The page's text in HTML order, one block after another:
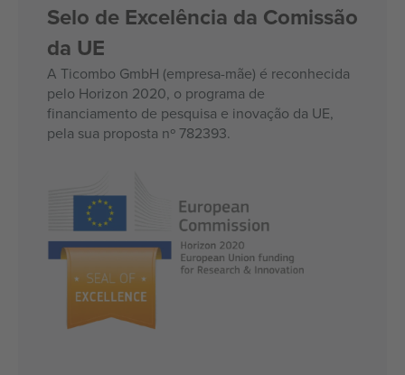
Selo de Excelência da Comissão
da UE
A Ticombo GmbH (empresa-mãe) é reconhecida
pelo Horizon 2020, o programa de
financiamento de pesquisa e inovação da UE,
pela sua proposta nº 782393.